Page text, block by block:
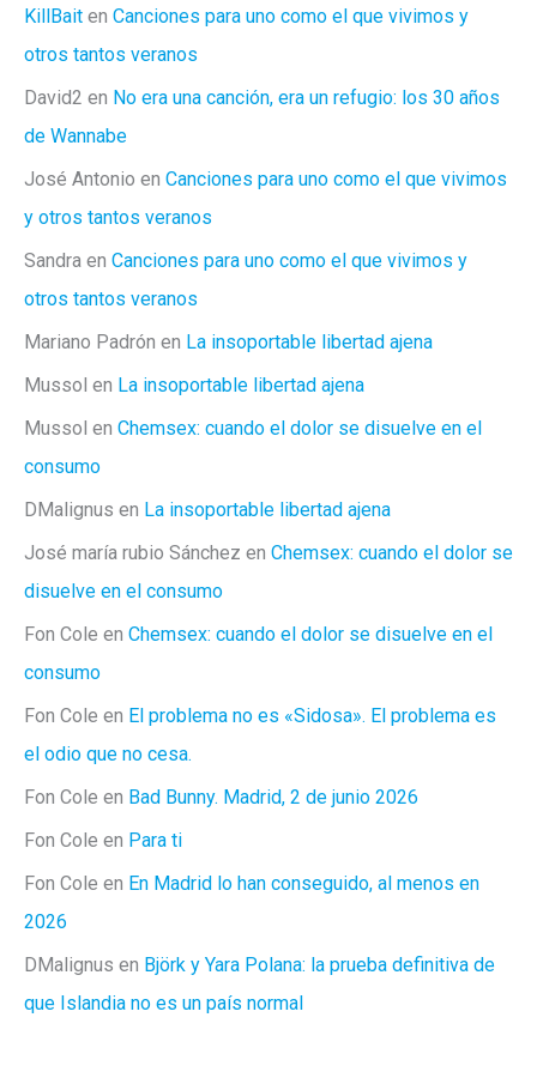
KillBait en Canciones para uno como el que vivimos y
otros tantos veranos
David2 en No era una canción, era un refugio: los 30 años
de Wannabe
José Antonio en Canciones para uno como el que vivimos
y otros tantos veranos
Sandra en Canciones para uno como el que vivimos y
otros tantos veranos
Mariano Padrón en La insoportable libertad ajena
Mussol en La insoportable libertad ajena
Mussol en Chemsex: cuando el dolor se disuelve en el
consumo
DMalignus en La insoportable libertad ajena
José maría rubio Sánchez en Chemsex: cuando el dolor se
disuelve en el consumo
Fon Cole en Chemsex: cuando el dolor se disuelve en el
consumo
Fon Cole en El problema no es «Sidosa». El problema es
el odio que no cesa.
Fon Cole en Bad Bunny. Madrid, 2 de junio 2026
Fon Cole en Para ti
Fon Cole en En Madrid lo han conseguido, al menos en
2026
DMalignus en Björk y Yara Polana: la prueba definitiva de
que Islandia no es un país normal